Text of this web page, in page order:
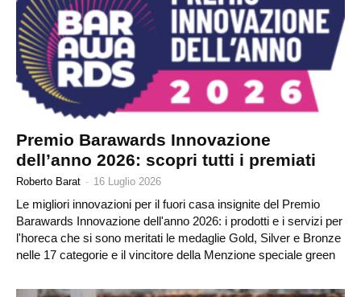
Premio Barawards Innovazione
dell’anno 2026: scopri tutti i premiati
Roberto Barat - 16 Luglio 2026
Le migliori innovazioni per il fuori casa insignite del Premio
Barawards Innovazione dell'anno 2026: i prodotti e i servizi per
l'horeca che si sono meritati le medaglie Gold, Silver e Bronze
nelle 17 categorie e il vincitore della Menzione speciale green